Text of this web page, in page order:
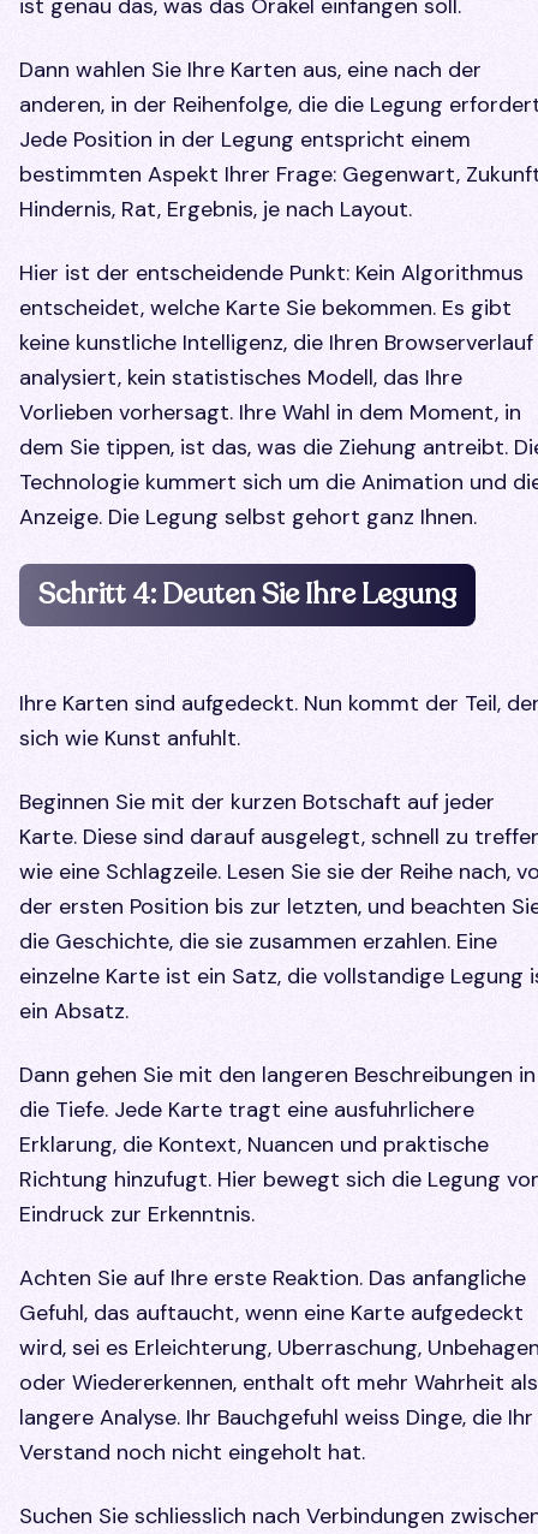
ist genau das, was das Orakel einfangen soll.
Dann wahlen Sie Ihre Karten aus, eine nach der
anderen, in der Reihenfolge, die die Legung
Jede Position in der Legung entspricht einem
bestimmten Aspekt Ihrer Frage: Gegenwart,
Hindernis, Rat, Ergebnis, je nach Layout.
Hier ist der entscheidende Punkt: Kein Algorithmus
entscheidet, welche Karte Sie bekommen. Es gibt
keine kunstliche Intelligenz, die Ihren Browserverlauf
analysiert, kein statistisches Modell, das Ihre
Vorlieben vorhersagt. Ihre Wahl in dem Moment, in
dem Sie tippen, ist das, was die Ziehung antreibt.
Technologie kummert sich um die Animation und
Anzeige. Die Legung selbst gehort ganz Ihnen.
Schritt 4: Deuten Sie Ihre Legung
Ihre Karten sind aufgedeckt. Nun kommt der Teil,
sich wie Kunst anfuhlt.
Beginnen Sie mit der kurzen Botschaft auf jeder
Karte. Diese sind darauf ausgelegt, schnell zu
wie eine Schlagzeile. Lesen Sie sie der Reihe nach,
der ersten Position bis zur letzten, und beachten
die Geschichte, die sie zusammen erzahlen. Eine
einzelne Karte ist ein Satz, die vollstandige Legung
ein Absatz.
Dann gehen Sie mit den langeren Beschreibungen in
die Tiefe. Jede Karte tragt eine ausfuhrlichere
Erklarung, die Kontext, Nuancen und praktische
Richtung hinzufugt. Hier bewegt sich die Legung
Eindruck zur Erkenntnis.
Achten Sie auf Ihre erste Reaktion. Das anfangliche
Gefuhl, das auftaucht, wenn eine Karte aufgedeckt
wird, sei es Erleichterung, Uberraschung,
oder Wiedererkennen, enthalt oft mehr Wahrheit als
langere Analyse. Ihr Bauchgefuhl weiss Dinge, die Ihr
Verstand noch nicht eingeholt hat.
Suchen Sie schliesslich nach Verbindungen